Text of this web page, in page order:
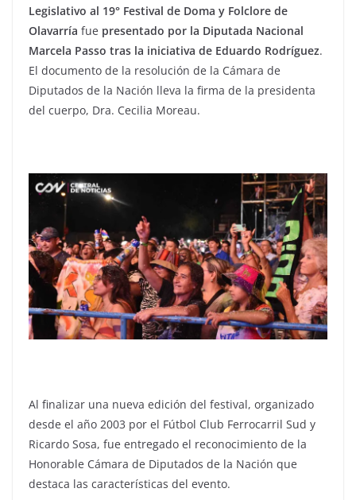
Legislativo al 19° Festival de Doma y Folclore de
Olavarría fue presentado por la Diputada Nacional
Marcela Passo tras la iniciativa de Eduardo Rodríguez.
El documento de la resolución de la Cámara de
Diputados de la Nación lleva la firma de la presidenta
del cuerpo, Dra. Cecilia Moreau.
Al finalizar una nueva edición del festival, organizado
desde el año 2003 por el Fútbol Club Ferrocarril Sud y
Ricardo Sosa, fue entregado el reconocimiento de la
Honorable Cámara de Diputados de la Nación que
destaca las características del evento.